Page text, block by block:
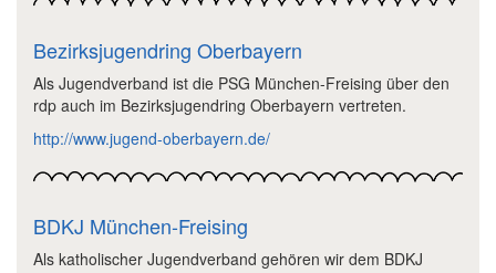
Bezirksjugendring Oberbayern
Als Jugendverband ist die PSG München-Freising über den
rdp auch im Bezirksjugendring Oberbayern vertreten.
http://www.jugend-oberbayern.de/
BDKJ München-Freising
Als katholischer Jugendverband gehören wir dem BDKJ